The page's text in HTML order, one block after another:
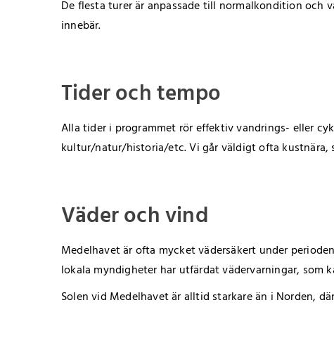
De flesta turer är anpassade till normalkondition och
innebär.
Tider och tempo
Alla tider i programmet rör effektiv vandrings- eller
kultur/natur/historia/etc. Vi går väldigt ofta
Väder och vind
Medelhavet är ofta mycket vädersäkert under
lokala myndigheter har utfärdat vädervarningar, som
Solen vid Medelhavet är alltid starkare än i Norden,